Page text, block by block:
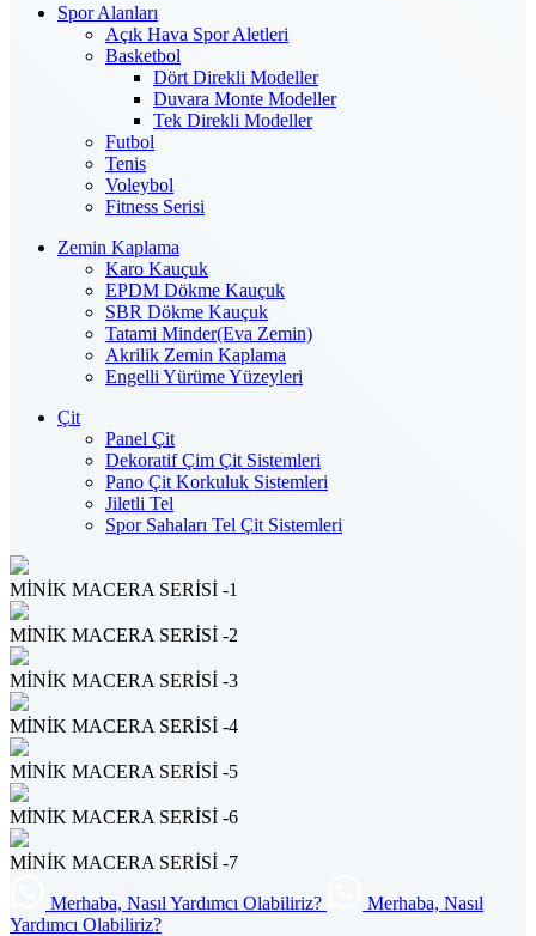
Spor Alanları
Açık Hava Spor Aletleri
Basketbol
Dört Direkli Modeller
Duvara Monte Modeller
Tek Direkli Modeller
Futbol
Tenis
Voleybol
Fitness Serisi
Zemin Kaplama
Karo Kauçuk
EPDM Dökme Kauçuk
SBR Dökme Kauçuk
Tatami Minder(Eva Zemin)
Akrilik Zemin Kaplama
Engelli Yürüme Yüzeyleri
Çit
Panel Çit
Dekoratif Çim Çit Sistemleri
Pano Çit Korkuluk Sistemleri
Jiletli Tel
Spor Sahaları Tel Çit Sistemleri
MİNİK MACERA SERİSİ -1
MİNİK MACERA SERİSİ -2
MİNİK MACERA SERİSİ -3
MİNİK MACERA SERİSİ -4
MİNİK MACERA SERİSİ -5
MİNİK MACERA SERİSİ -6
MİNİK MACERA SERİSİ -7
Merhaba, Nasıl Yardımcı Olabiliriz?
Merhaba, Nasıl
Yardımcı Olabiliriz?